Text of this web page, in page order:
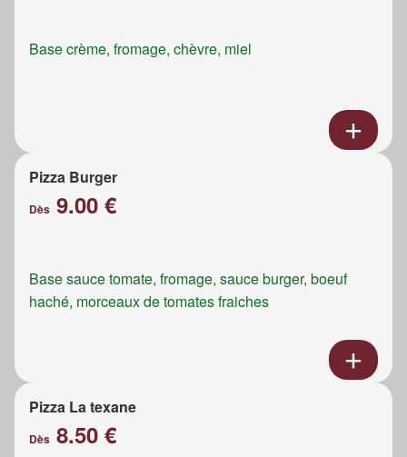
Base crème, fromage, chèvre, miel
Pizza Burger
Dès 9.00 €
Base sauce tomate, fromage, sauce burger, boeuf
haché, morceaux de tomates fraiches
Pizza La texane
Dès 8.50 €